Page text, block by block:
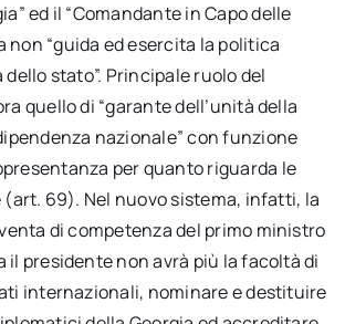
ed il “Comandante in Capo delle
non “guida ed esercita la politica
stato”. Principale ruolo del
quello di “garante dell’unità della
nazionale” con funzione
per quanto riguarda le
69). Nel nuovo sistema, infatti, la
di competenza del primo ministro
il presidente non avrà più la facoltà di
internazionali, nominare e destituire